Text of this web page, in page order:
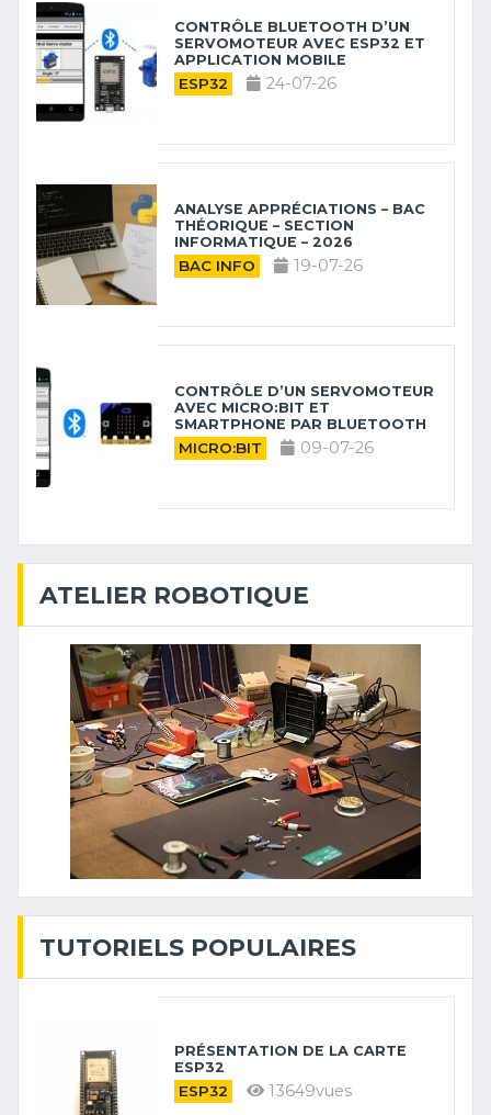
CONTRÔLE BLUETOOTH D’UN
SERVOMOTEUR AVEC ESP32 ET
APPLICATION MOBILE
ESP32 24-07-26
ANALYSE APPRÉCIATIONS – BAC
THÉORIQUE – SECTION
INFORMATIQUE – 2026
BAC INFO 19-07-26
CONTRÔLE D’UN SERVOMOTEUR
AVEC MICRO:BIT ET
SMARTPHONE PAR BLUETOOTH
MICRO:BIT 09-07-26
ATELIER ROBOTIQUE
TUTORIELS POPULAIRES
PRÉSENTATION DE LA CARTE
ESP32
ESP32 13649vues